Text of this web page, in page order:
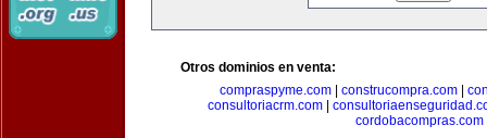
Otros dominios en venta:
compraspyme.com
construcompra.com
consultoriacrm.com|
cordobacompras.com